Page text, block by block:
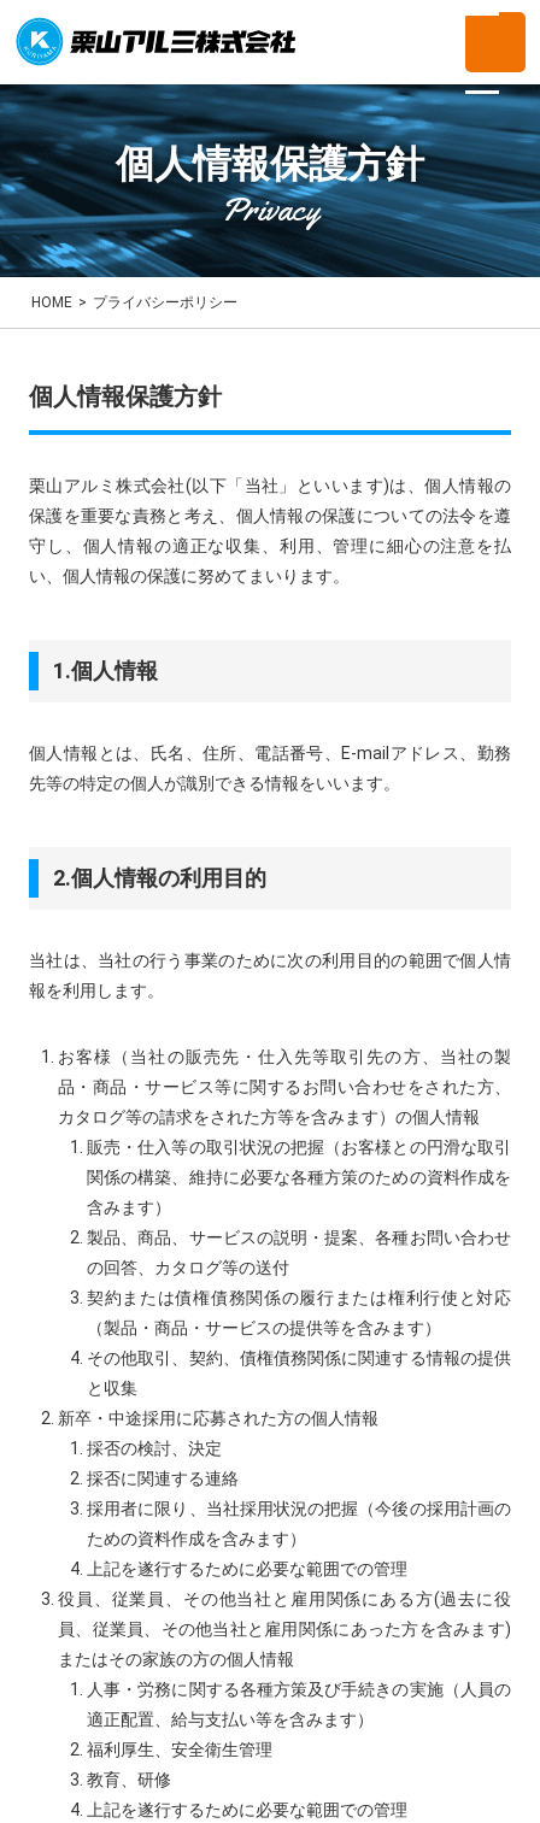
個人情報保護方針
Privacy
HOME > プライバシーポリシー
個人情報保護方針
栗山アルミ株式会社(以下「当社」といいます)は、個人情報の
保護を重要な責務と考え、個人情報の保護についての法令を遵
守し、個人情報の適正な収集、利用、管理に細心の注意を払
い、個人情報の保護に努めてまいります。
1.個人情報
個人情報とは、氏名、住所、電話番号、E-mailアドレス、勤務
先等の特定の個人が識別できる情報をいいます。
2.個人情報の利用目的
当社は、当社の行う事業のために次の利用目的の範囲で個人情
報を利用します。
お客様（当社の販売先・仕入先等取引先の方、当社の製
品・商品・サービス等に関するお問い合わせをされた方、
カタログ等の請求をされた方等を含みます）の個人情報
販売・仕入等の取引状況の把握（お客様との円滑な取引
関係の構築、維持に必要な各種方策のための資料作成を
含みます）
製品、商品、サービスの説明・提案、各種お問い合わせ
の回答、カタログ等の送付
契約または債権債務関係の履行または権利行使と対応
（製品・商品・サービスの提供等を含みます）
その他取引、契約、債権債務関係に関連する情報の提供
と収集
新卒・中途採用に応募された方の個人情報
採否の検討、決定
採否に関連する連絡
採用者に限り、当社採用状況の把握（今後の採用計画の
ための資料作成を含みます）
上記を遂行するために必要な範囲での管理
役員、従業員、その他当社と雇用関係にある方(過去に役
員、従業員、その他当社と雇用関係にあった方を含みます)
またはその家族の方の個人情報
人事・労務に関する各種方策及び手続きの実施（人員の
適正配置、給与支払い等を含みます）
福利厚生、安全衛生管理
教育、研修
上記を遂行するために必要な範囲での管理